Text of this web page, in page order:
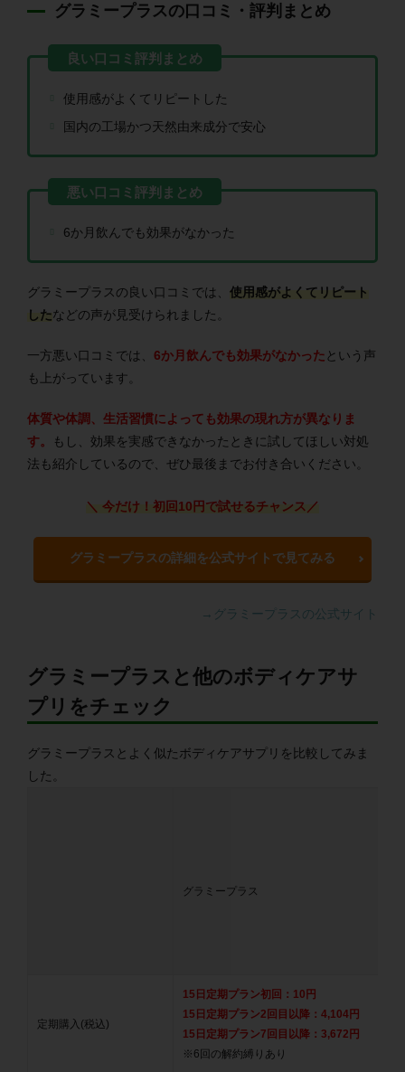
グラミープラスの口コミ・評判まとめ
使用感がよくてリピートした
国内の工場かつ天然由来成分で安心
6か月飲んでも効果がなかった
グラミープラスの良い口コミでは、 使用感がよくてリピート
したなどの声が見受けられました。
一方悪い口コミでは、 6か月飲んでも効果がなかった という声
も上がっています。
体質や体調、生活習慣によっても効果の現れ方が異なりま
す。
もし、効果を実感できなかったときに試してほしい対処
法も紹介しているので、ぜひ最後までお付き合いください。
＼ 今だけ！初回10円で試せるチャンス ／
グラミープラスの詳細を公式サイトで見てみる
→グラミープラスの公式サイト
グラミープラスと他のボディケアサ
プリをチェック
グラミープラスとよく似たボディケアサプリを比較してみま
した。
グラミープラス
定期購入(税込)
15日定期プラン初回：10円
15日定期プラン2回目以降：4,104円
15日定期プラン7回目以降：3,672円
※6回の解約縛りあり